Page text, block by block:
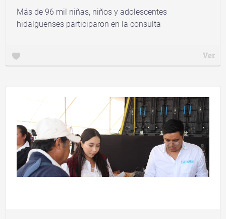
Más de 96 mil niñas, niños y adolescentes
hidalguenses participaron en la consulta
Ver